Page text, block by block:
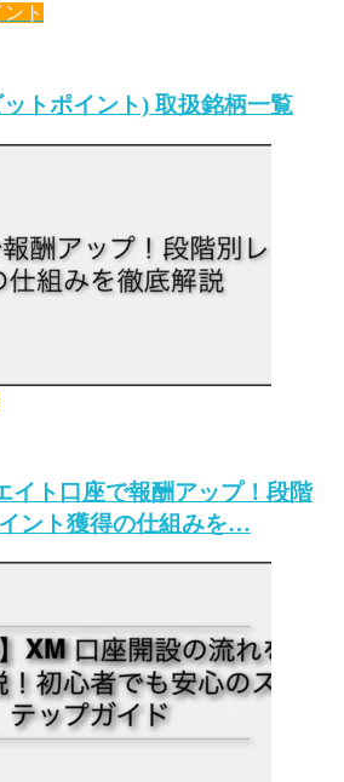
ト
トポイント) 取扱銘柄一覧
イト口座で報酬アップ！段階
ント獲得の仕組みを…